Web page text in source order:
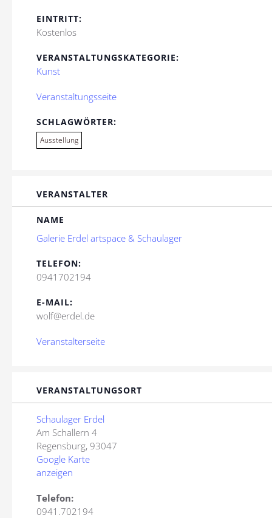
EINTRITT:
Kostenlos
VERANSTALTUNGSKATEGORIE:
Kunst
Veranstaltungsseite
SCHLAGWÖRTER:
Ausstellung
VERANSTALTER
NAME
Galerie Erdel artspace & Schaulager
TELEFON:
0941702194
E-MAIL:
wolf@erdel.de
Veranstalterseite
VERANSTALTUNGSORT
Schaulager Erdel
Am Schallern 4
Regensburg, 93047
Google Karte
anzeigen
Telefon:
0941.702194